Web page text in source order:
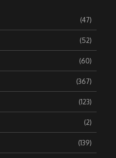
(47)
(52)
(60)
(367)
(123)
(2)
(139)